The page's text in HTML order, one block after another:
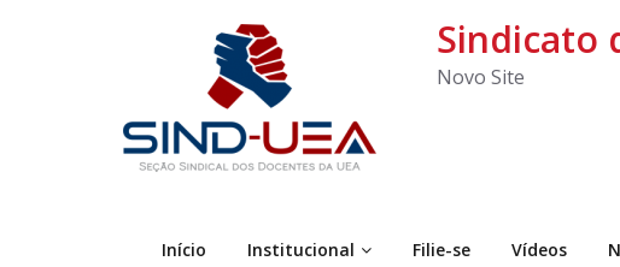
Sindicato
Novo Site
Início Institucional Filie-se Vídeos